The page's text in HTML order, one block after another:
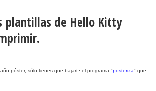
plantillas de Hello Kitty
póster, sólo tienes que bajarte el programa "posteriza" que